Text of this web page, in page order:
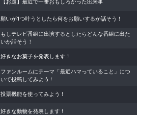
【お題】最近で一番おもしろかった出来事
願いが1つ叶うとしたら何をお願いするか話そう！
もしテレビ番組に出演するとしたらどんな番組に出た
いか話そう！
好きなお菓子を発表します！
ファンルームにテーマ「最近ハマっていること」につ
いて投稿してみよう！
投票機能を使ってみよう！
好きな動物を発表します！